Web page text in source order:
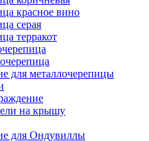
красное вино
серая
терракот
для металлочерепицы
на крышу
для Ондувиллы